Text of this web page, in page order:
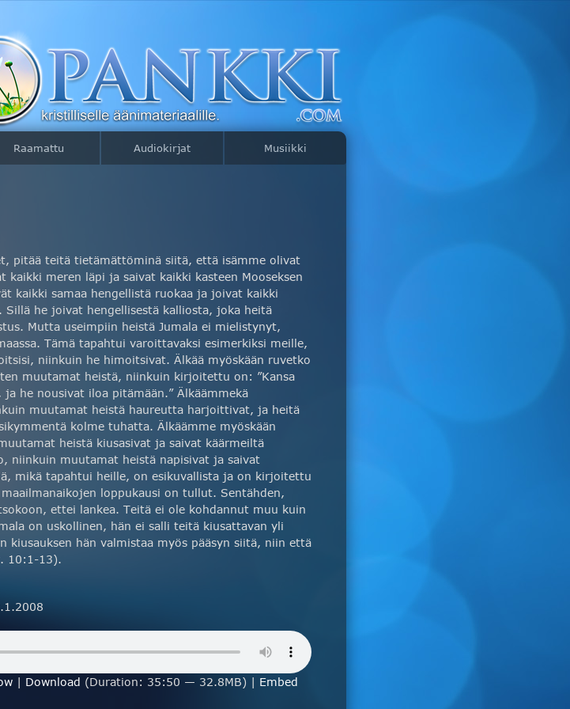
Raamattu Audiokirjat Musiikki
pitää teitä tietämättöminä siitä, että isämme olivat
kaikki meren läpi ja saivat kaikki kasteen Mooseksen
kaikki samaa hengellistä ruokaa ja joivat kaikki
Sillä he joivat hengellisestä kalliosta, joka heitä
Mutta useimpiin heistä Jumala ei mielistynyt,
Tämä tapahtui varoittavaksi esimerkiksi meille,
niinkuin he himoitsivat. Älkää myöskään ruvetko
muutamat heistä, niinkuin kirjoitettu on: ”Kansa
he nousivat iloa pitämään.” Älkäämmekä
muutamat heistä haureutta harjoittivat, ja heitä
kolme tuhatta. Älkäämme myöskään
heistä kiusasivat ja saivat käärmeiltä
niinkuin muutamat heistä napisivat ja saivat
mikä tapahtui heille, on esikuvallista ja on kirjoitettu
loppukausi on tullut. Sentähden,
ettei lankea. Teitä ei ole kohdannut muu kuin
on uskollinen, hän ei salli teitä kiusattavan yli
kiusauksen hän valmistaa myös pääsyn siitä, niin että
10:1-13).
| Download (Duration: 35:50 — 32.8MB) | Embed